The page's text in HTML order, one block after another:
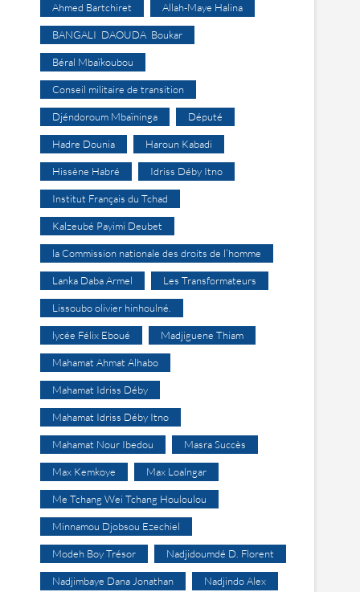
Ahmed Bartchiret Allah-Maye Halina
BANGALI DAOUDA Boukar
Béral Mbaïkoubou
Conseil militaire de transition
Djéndoroum Mbaïninga Député
Hadre Dounia Haroun Kabadi
Hissène Habré Idriss Déby Itno
Institut Français du Tchad
Kalzeubé Payimi Deubet
la Commission nationale des droits de l’homme
Lanka Daba Armel Les Transformateurs
Lissoubo olivier hinhoulné.
lycée Félix Eboué Madjiguene Thiam
Mahamat Ahmat Alhabo
Mahamat Idriss Déby
Mahamat Idriss Déby Itno
Mahamat Nour Ibedou Masra Succès
Max Kemkoye Max Loalngar
Me Tchang Wei Tchang Houloulou
Minnamou Djobsou Ezechiel
Modeh Boy Trésor Nadjidoumdé D. Florent
Nadjimbaye Dana Jonathan Nadjindo Alex